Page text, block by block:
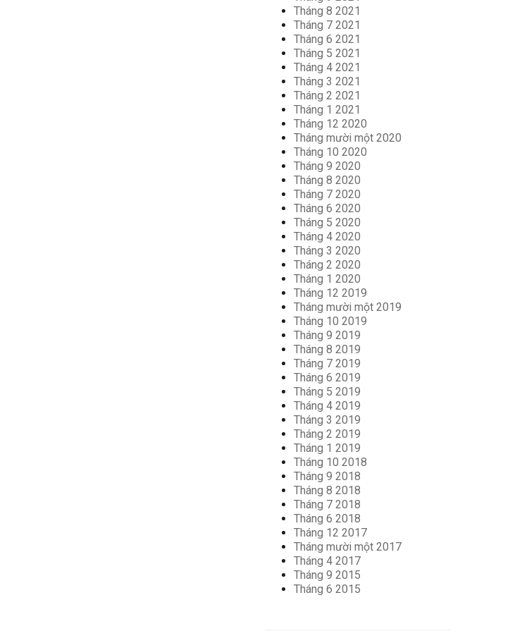
Tháng 8 2021
Tháng 7 2021
Tháng 6 2021
Tháng 5 2021
Tháng 4 2021
Tháng 3 2021
Tháng 2 2021
Tháng 1 2021
Tháng 12 2020
Tháng mười một 2020
Tháng 10 2020
Tháng 9 2020
Tháng 8 2020
Tháng 7 2020
Tháng 6 2020
Tháng 5 2020
Tháng 4 2020
Tháng 3 2020
Tháng 2 2020
Tháng 1 2020
Tháng 12 2019
Tháng mười một 2019
Tháng 10 2019
Tháng 9 2019
Tháng 8 2019
Tháng 7 2019
Tháng 6 2019
Tháng 5 2019
Tháng 4 2019
Tháng 3 2019
Tháng 2 2019
Tháng 1 2019
Tháng 10 2018
Tháng 9 2018
Tháng 8 2018
Tháng 7 2018
Tháng 6 2018
Tháng 12 2017
Tháng mười một 2017
Tháng 4 2017
Tháng 9 2015
Tháng 6 2015